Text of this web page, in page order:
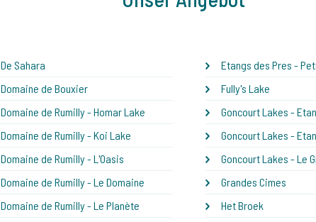
De Sahara
Domaine de Bouxier
Domaine de Rumilly - Homar Lake
Domaine de Rumilly - Koi Lake
Domaine de Rumilly - L'Oasis
Domaine de Rumilly - Le Domaine
Domaine de Rumilly - Le Planète
Etangs des Pres -
Fully's Lake
Goncourt Lakes -
Goncourt Lakes -
Goncourt Lakes - Le
Grandes Cimes
Het Broek